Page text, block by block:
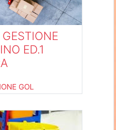
ED.1
GOL